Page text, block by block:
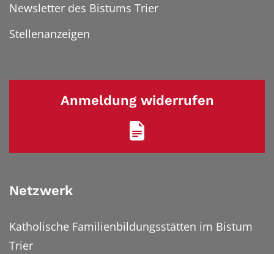
Newsletter des Bistums Trier
Stellenanzeigen
Anmeldung widerrufen
Netzwerk
Katholische Familienbildungsstätten im Bistum
Trier